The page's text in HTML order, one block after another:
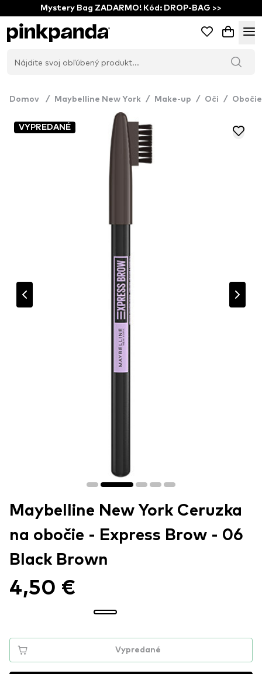
Mystery Bag ZADARMO! Kód: DROP-BAG >>
Domov / Maybelline New York / Make-up / Oči / Obočie
VYPREDANÉ
Maybelline New York Ceruzka
na obočie - Express Brow - 06
Black Brown
4,50 €
Vypredané